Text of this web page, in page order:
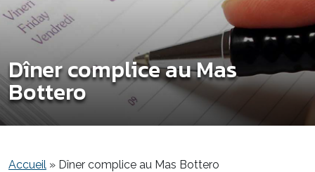
Dîner complice au Mas
Bottero
Accueil » Dîner complice au Mas Bottero